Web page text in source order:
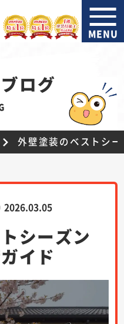
MENU
ブログ
外壁塗装のベストシ
2026.03.05
シーズン
イド